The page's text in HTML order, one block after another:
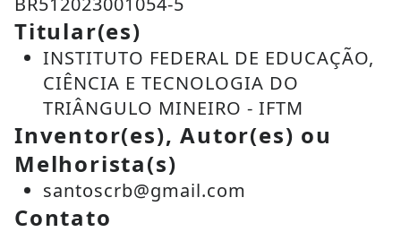
Titular(es)
INSTITUTO FEDERAL DE EDUCAÇÃO,
CIÊNCIA E TECNOLOGIA DO
TRIÂNGULO MINEIRO - IFTM
Inventor(es), Autor(es) ou
Melhorista(s)
santoscrb@gmail.com
Contato